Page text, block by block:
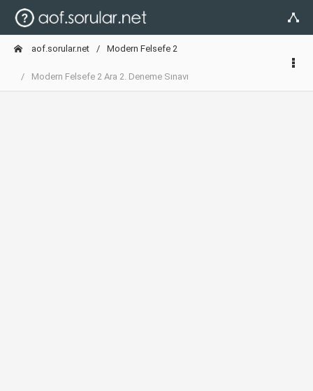
aof.sorular.net Modern Felsefe 2
Modern Felsefe 2 Ara 2. Deneme Sınavı